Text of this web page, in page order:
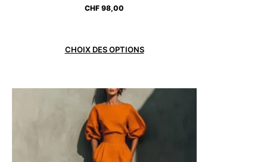
CHF 98,00
CHOIX DES OPTIONS